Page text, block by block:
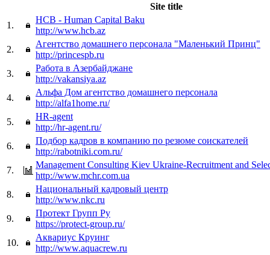
Site title
1.
HCB - Human Capital Baku
http://www.hcb.az
2.
Агентство домашнего персонала "Маленький Принц"
http://princespb.ru
3.
Работа в Азербайджане
http://vakansiya.az
4.
Альфа Дом агентство домашнего персонала
http://alfa1home.ru/
5.
HR-agent
http://hr-agent.ru/
6.
Подбор кадров в компанию по резюме соискателей
http://rabotniki.com.ru/
7.
Management Consulting Kiev Ukraine-Recruitment and
http://www.mchr.com.ua
8.
Национальный кадровый центр
http://www.nkc.ru
9.
Протект Групп Ру
https://protect-group.ru/
10.
Аквариус Круинг
http://www.aquacrew.ru